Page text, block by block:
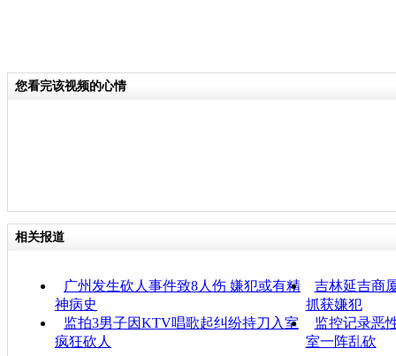
您看完该视频的心情
相关报道
广州发生砍人事件致8人伤 嫌犯或有精
神病史
吉林延吉商
抓获嫌犯
监拍3男子因KTV唱歌起纠纷持刀入室
疯狂砍人
监控记录恶
室一阵乱砍